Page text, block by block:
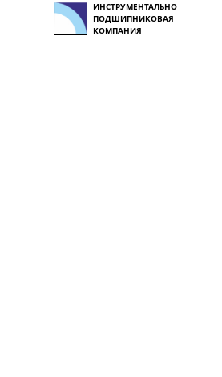
ИНСТРУМЕНТАЛЬНО
ПОДШИПНИКОВАЯ
КОМПАНИЯ